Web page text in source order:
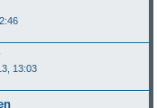
13:03